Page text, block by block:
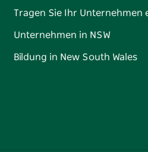
Tragen Sie Ihr Unternehmen
Unternehmen in NSW
Bildung in New South Wales